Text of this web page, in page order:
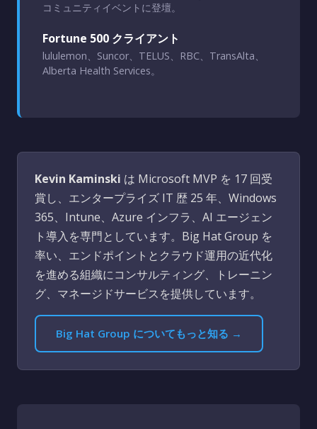
コミュニティイベントに登壇。
Fortune 500 クライアント
lululemon、Suncor、TELUS、RBC、TransAlta、
Alberta Health Services。
Kevin Kaminski は Microsoft MVP を 17 回受
賞し、エンタープライズ IT 歴 25 年、Windows
365、Intune、Azure インフラ、AI エージェン
ト導入を専門としています。Big Hat Group を
率い、エンドポイントとクラウド運用の近代化
を進める組織にコンサルティング、トレーニン
グ、マネージドサービスを提供しています。
Big Hat Group についてもっと知る →